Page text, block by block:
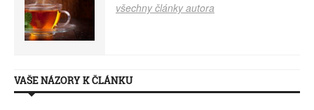
všechny články autora
VAŠE NÁZORY K ČLÁNKU